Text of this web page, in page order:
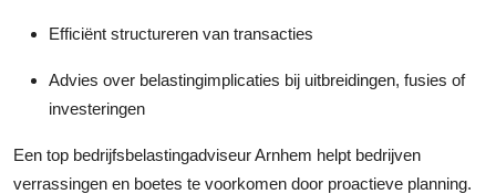
Efficiënt structureren van transacties
Advies over belastingimplicaties bij uitbreidingen, fusies of
investeringen
Een top bedrijfsbelastingadviseur Arnhem helpt bedrijven
verrassingen en boetes te voorkomen door proactieve planning.